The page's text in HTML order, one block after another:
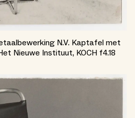
N.V. Kaptafel met
Nieuwe Instituut, KOCH f4.18